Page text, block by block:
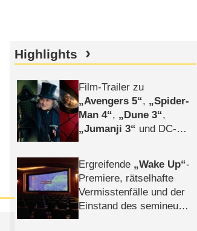
Highlights
Film-Trailer zu
Avengers 5 ,
Spider-
Man 4 , Dune 3 ,
Jumanji 3
und DC-
Ergreifende
Wake Up -
Premiere, rätselhafte
Vermisstenfälle und der
Einstand des semineuen